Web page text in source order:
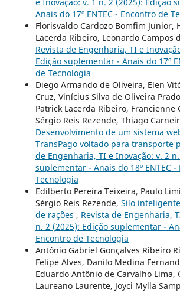
Anais do 17º ENTEC - Encontro de
Florisvaldo Cardozo Bomfim Junior,
Lacerda Ribeiro, Leonardo Campos
Revista de Engenharia, TI e
Edição suplementar - Anais do 17º
de Tecnologia
Diego Armando de Oliveira, Elen
Cruz, Vinícius Silva de Oliveira
Patrick Lacerda Ribeiro, Francienne
Sérgio Reis Rezende, Thiago
Desenvolvimento de um sistema
TransPago voltado para transporte
de Engenharia, TI e Inovação: v. 2
suplementar - Anais do 18º ENTEC
Tecnologia
Edilberto Pereira Teixeira, Paulo
Sérgio Reis Rezende, Silo
de rações , Revista de Engenharia,
n. 2 (2025): Edição suplementar -
Encontro de Tecnologia
Antônio Gabriel Gonçalves Ribeiro
Felipe Alves, Danilo Medina
Eduardo Antônio de Carvalho Lima,
Laureano Laurente, Joyci Mylla